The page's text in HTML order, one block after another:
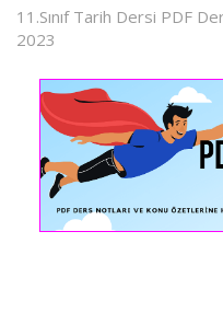
11.Sınıf Tarih Dersi PDF
2023